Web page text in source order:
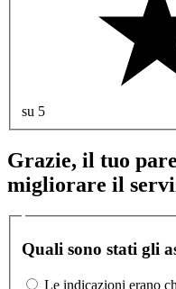
su 5
Grazie, il tuo
migliorare il
Quali sono stati gli
Le indicazioni erano